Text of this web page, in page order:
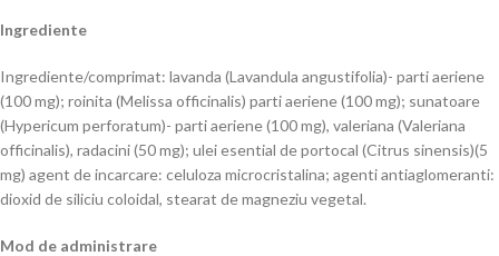
Ingrediente
Ingrediente/comprimat: lavanda (Lavandula angustifolia)- parti aeriene
(100 mg); roinita (Melissa officinalis) parti aeriene (100 mg); sunatoare
(Hypericum perforatum)- parti aeriene (100 mg), valeriana (Valeriana
officinalis), radacini (50 mg); ulei esential de portocal (Citrus sinensis)(5
mg) agent de incarcare: celuloza microcristalina; agenti antiaglomeranti:
dioxid de siliciu coloidal, stearat de magneziu vegetal.
Mod de administrare